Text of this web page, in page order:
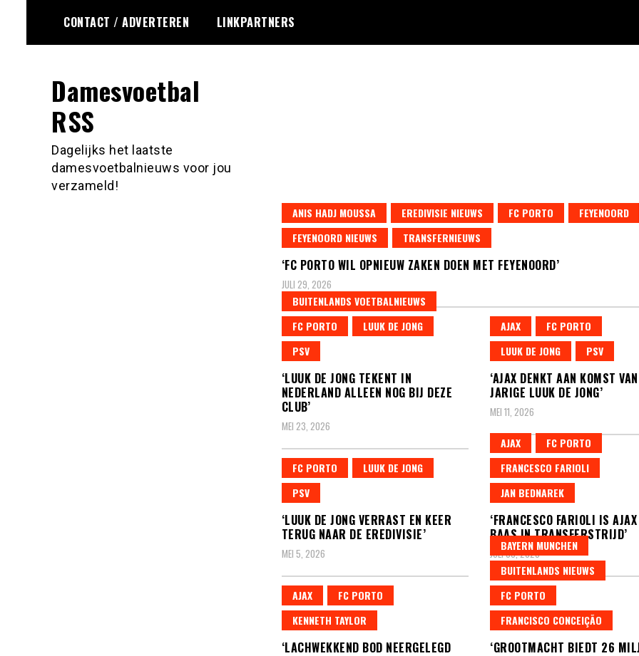
de
CONTACT / ADVERTEREN LINKPARTNERS
Damesvoetbal
RSS
Dagelijks het laatste
damesvoetbalnieuws voor jou
verzameld!
ANIS HADJ MOUSSA
EREDIVISIE NIEUWS FC PORTO
FEYENOORD
FEYENOORD NIEUWS
TRANSFERNIEUWS
‘FC PORTO WIL OPNIEUW ZAKEN DOEN MET FEYENOORD’
JULI 29, 2026
BUITENLANDS VOETBALNIEUWS
FC PORTO
LUUK DE JONG
PSV
‘LUUK DE JONG TEKENT IN
NEDERLAND ALLEEN NOG BIJ DEZE
CLUB’
MEI 23, 2026
AJAX
FC PORTO
LUUK DE JONG
PSV
‘AJAX DENKT AAN KOMST
JARIGE LUUK DE JONG’
MEI 11, 2026
FC PORTO
LUUK DE JONG
PSV
‘LUUK DE JONG VERRAST EN KEER
TERUG NAAR DE EREDIVISIE’
MEI 5, 2026
AJAX
FC PORTO
FRANCESCO FARIOLI
JAN BEDNAREK
‘FRANCESCO FARIOLI IS AJAX
BAAS IN TRANSFERSTRIJD’
JULI 30, 2025
AJAX
FC PORTO
KENNETH TAYLOR
‘LACHWEKKEND BOD NEERGELEGD
BAYERN MUNCHEN
BUITENLANDS NIEUWS
FC PORTO
FRANCISCO CONCEIÇÃO
‘GROOTMACHT BIEDT 26